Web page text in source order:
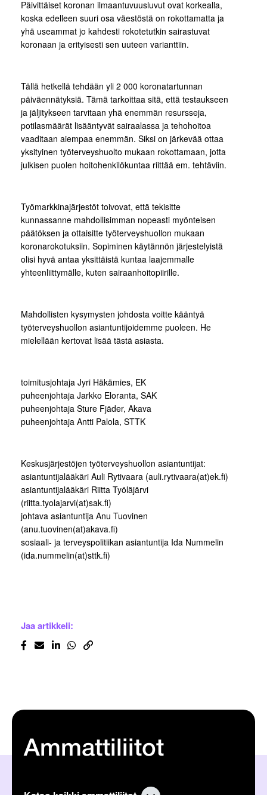
Päivittäiset koronan ilmaantuvuusluvut ovat korkealla,
koska edelleen suuri osa väestöstä on rokottamatta ja
yhä useammat jo kahdesti rokotetutkin sairastuvat
koronaan ja erityisesti sen uuteen varianttiin.
Tällä hetkellä tehdään yli 2 000 koronatartunnan
päiväennätyksiä. Tämä tarkoittaa sitä, että testaukseen
ja jäljitykseen tarvitaan yhä enemmän resursseja,
potilasmäärät lisääntyvät sairaalassa ja tehohoitoa
vaaditaan aiempaa enemmän. Siksi on järkevää ottaa
yksityinen työterveyshuolto mukaan rokottamaan, jotta
julkisen puolen hoitohenkilökuntaa riittää em. tehtäviin.
Työmarkkinajärjestöt toivovat, että tekisitte
kunnassanne mahdollisimman nopeasti myönteisen
päätöksen ja ottaisitte työterveyshuollon mukaan
koronarokotuksiin. Sopiminen käytännön järjestelyistä
olisi hyvä antaa yksittäistä kuntaa laajemmalle
yhteenliittymälle, kuten sairaanhoitopiirille.
Mahdollisten kysymysten johdosta voitte kääntyä
työterveyshuollon asiantuntijoidemme puoleen. He
mielellään kertovat lisää tästä asiasta.
toimitusjohtaja Jyri Häkämies, EK
puheenjohtaja Jarkko Eloranta, SAK
puheenjohtaja Sture Fjäder, Akava
puheenjohtaja Antti Palola, STTK
Keskusjärjestöjen työterveyshuollon asiantuntijat:
asiantuntijalääkäri Auli Rytivaara (auli.rytivaara(at)ek.fi)
asiantuntijalääkäri Riitta Työläjärvi
(riitta.tyolajarvi(at)sak.fi)
johtava asiantuntija Anu Tuovinen
(anu.tuovinen(at)akava.fi)
sosiaali- ja terveyspolitiikan asiantuntija Ida Nummelin
(ida.nummelin(at)sttk.fi)
Jaa artikkeli:
Ammattiliitot